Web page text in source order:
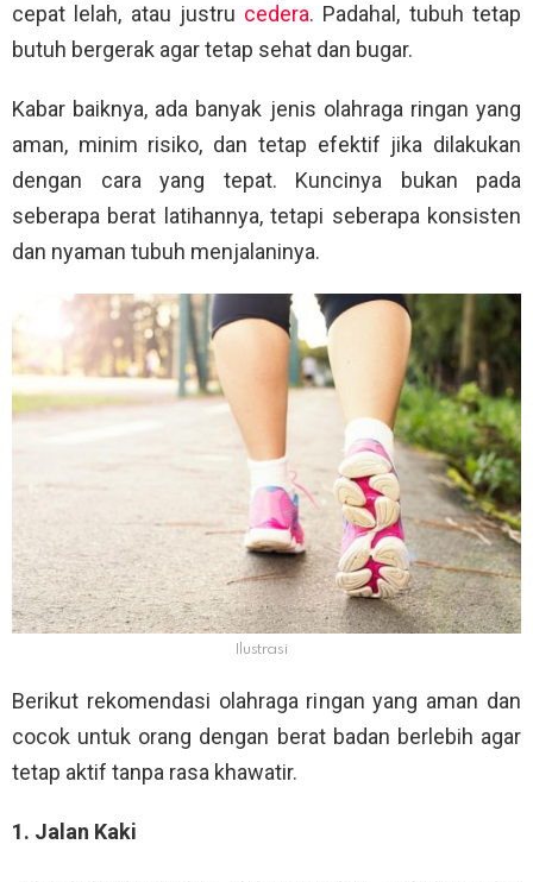
cepat lelah, atau justru cedera. Padahal, tubuh tetap
butuh bergerak agar tetap sehat dan bugar.
Kabar baiknya, ada banyak jenis olahraga ringan yang
aman, minim risiko, dan tetap efektif jika dilakukan
dengan cara yang tepat. Kuncinya bukan pada
seberapa berat latihannya, tetapi seberapa konsisten
dan nyaman tubuh menjalaninya.
Ilustrasi
Berikut rekomendasi olahraga ringan yang aman dan
cocok untuk orang dengan berat badan berlebih agar
tetap aktif tanpa rasa khawatir.
1. Jalan Kaki